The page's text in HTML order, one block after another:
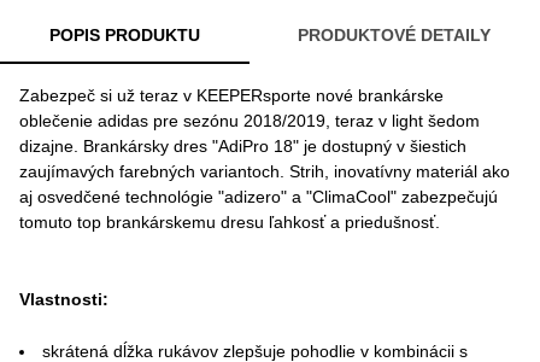
POPIS PRODUKTU PRODUKTOVÉ DETAILY
Zabezpeč si už teraz v KEEPERsporte nové brankárske
oblečenie adidas pre sezónu 2018/2019, teraz v light šedom
dizajne. Brankársky dres "AdiPro 18" je dostupný v šiestich
zaujímavých farebných variantoch. Strih, inovatívny materiál ako
aj osvedčené technológie "adizero" a "ClimaCool" zabezpečujú
tomuto top brankárskemu dresu ľahkosť a priedušnosť.
Vlastnosti:
skrátená dĺžka rukávov zlepšuje pohodlie v kombinácii s